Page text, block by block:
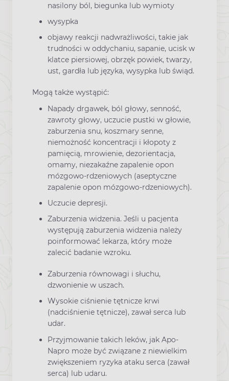
nasilony ból, biegunka lub wymioty
wysypka
objawy reakcji nadwrażliwości, takie jak
trudności w oddychaniu, sapanie, ucisk w
klatce piersiowej, obrzęk powiek, twarzy,
ust, gardła lub języka, wysypka lub świąd.
Mogą także wystąpić:
Napady drgawek, ból głowy, senność,
zawroty głowy, uczucie pustki w głowie,
zaburzenia snu, koszmary senne,
niemożność koncentracji i kłopoty z
pamięcią, mrowienie, dezorientacja,
omamy, niezakaźne zapalenie opon
mózgowo-rdzeniowych (aseptyczne
zapalenie opon mózgowo-rdzeniowych).
Uczucie depresji.
Zaburzenia widzenia. Jeśli u pacjenta
występują zaburzenia widzenia należy
poinformować lekarza, który może
zalecić badanie wzroku.
Zaburzenia równowagi i słuchu,
dzwonienie w uszach.
Wysokie ciśnienie tętnicze krwi
(nadciśnienie tętnicze), zawał serca lub
udar.
Przyjmowanie takich leków, jak Apo-
Napro może być związane z niewielkim
zwiększeniem ryzyka ataku serca (zawał
serca) lub udaru.